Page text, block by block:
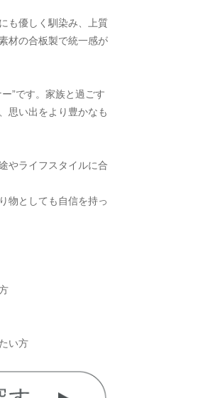
も優しく馴染み、上質
材の合板製で統一感が
”です。家族と過ごす
思い出をより豊かなも
やライフスタイルに合
物としても自信を持っ
い方